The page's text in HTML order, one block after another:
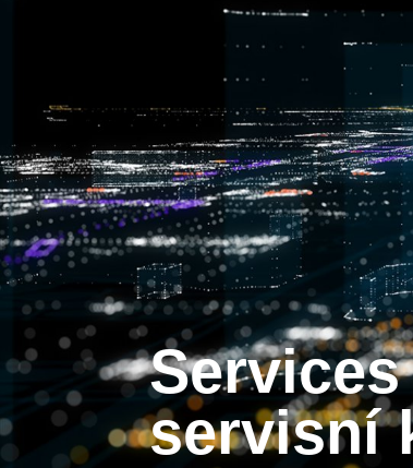
Services 360 PRO - nejvýhodnější
servisní